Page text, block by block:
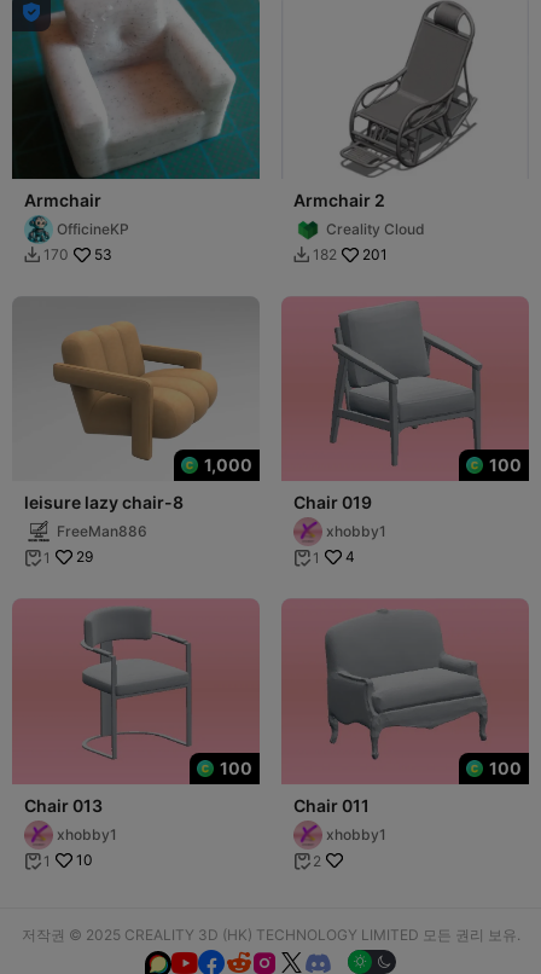

Armchair
OfficineKP
 170 53
Armchair 2
Creality Cloud
 182 201
1,000
leisure lazy chair-8
FreeMan886
 1 29
100
Chair 019
xhobby1
 1 4
100
Chair 013
xhobby1
 1 10
100
Chair 011
xhobby1
 2
저작권 © 2025 CREALITY 3D (HK) TECHNOLOGY LIMITED 모든 권리 보유.
  